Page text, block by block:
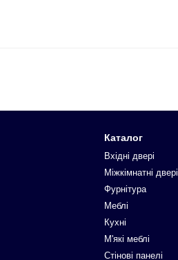
Каталог
Вхідні двері
Міжкімнатні двері
Фурнітура
Меблі
Кухні
М'які меблі
Стінові панелі